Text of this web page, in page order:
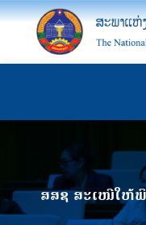
ສສຊ ສະເໜີໃຫ້ພິ